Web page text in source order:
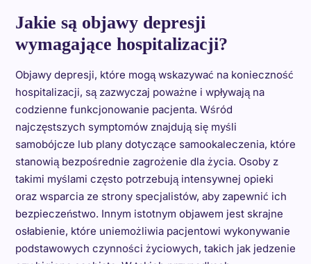
Jakie są objawy depresji
wymagające hospitalizacji?
Objawy depresji, które mogą wskazywać na konieczność
hospitalizacji, są zazwyczaj poważne i wpływają na
codzienne funkcjonowanie pacjenta. Wśród
najczęstszych symptomów znajdują się myśli
samobójcze lub plany dotyczące samookaleczenia, które
stanowią bezpośrednie zagrożenie dla życia. Osoby z
takimi myślami często potrzebują intensywnej opieki
oraz wsparcia ze strony specjalistów, aby zapewnić ich
bezpieczeństwo. Innym istotnym objawem jest skrajne
osłabienie, które uniemożliwia pacjentowi wykonywanie
podstawowych czynności życiowych, takich jak jedzenie